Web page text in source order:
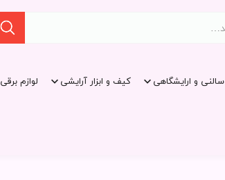
سالنی و ارایشگاهی کیف و ابزار آرایشی لوازم برقی